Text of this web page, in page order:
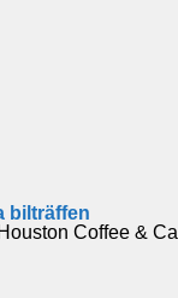
bilträffen
Coffee &